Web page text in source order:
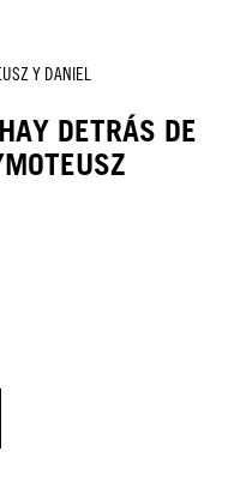
Y DANIEL
DETRÁS DE